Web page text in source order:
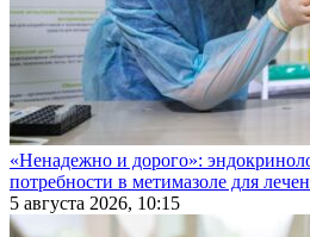
«Ненадежно и дорого»:
потребности в метимазоле для
5 августа 2026, 10:15